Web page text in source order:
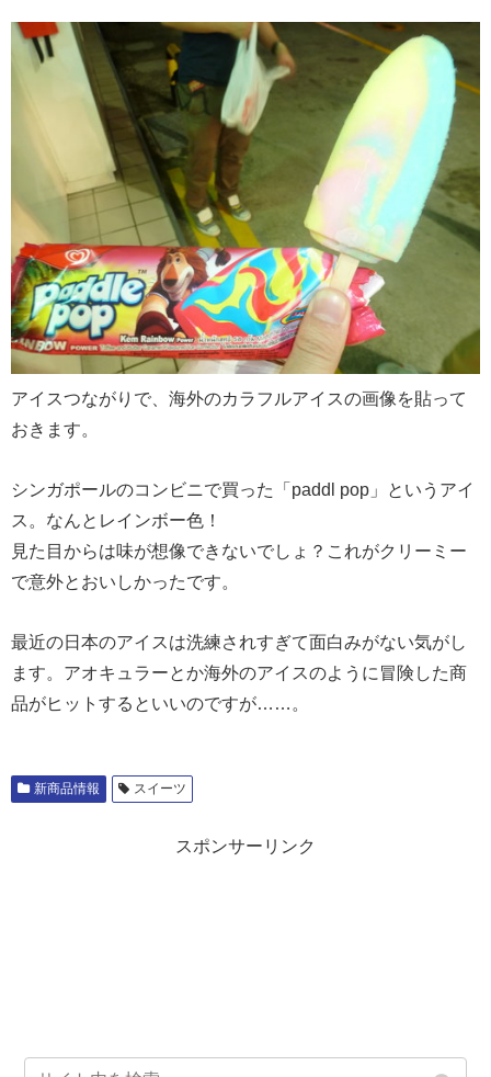
アイスつながりで、海外のカラフルアイスの画像を貼って
おきます。
シンガポールのコンビニで買った「paddl pop」というアイ
ス。なんとレインボー色！
見た目からは味が想像できないでしょ？これがクリーミー
で意外とおいしかったです。
最近の日本のアイスは洗練されすぎて面白みがない気がし
ます。アオキュラーとか海外のアイスのように冒険した商
品がヒットするといいのですが……。
新商品情報 スイーツ
スポンサーリンク